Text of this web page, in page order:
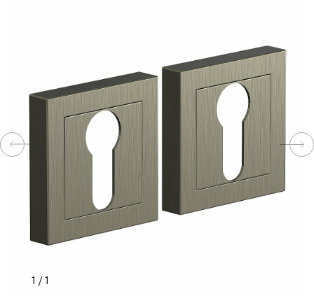
И
ДОМ"
КОМПАНИИ
ЗАВКИ
1 /1